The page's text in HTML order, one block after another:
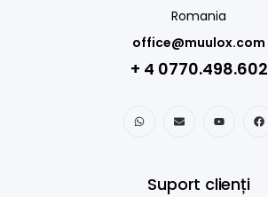
Romania
office@muulox.com
+ 4 0770.498.602
Suport clienți